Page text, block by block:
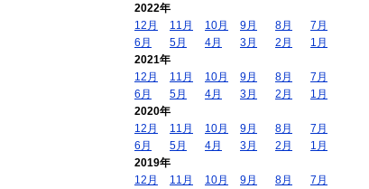
2022年
12月
11月 10月 9月 8月
7月
6月
5月 4月 3月 2月
1月
2021年
12月
11月 10月 9月 8月
7月
6月
5月 4月 3月 2月
1月
2020年
12月
11月 10月 9月 8月
7月
6月
5月 4月 3月 2月
1月
2019年
12月
11月 10月 9月 8月
7月